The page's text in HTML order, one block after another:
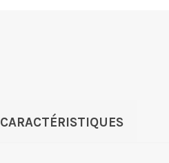
CARACTÉRISTIQUES